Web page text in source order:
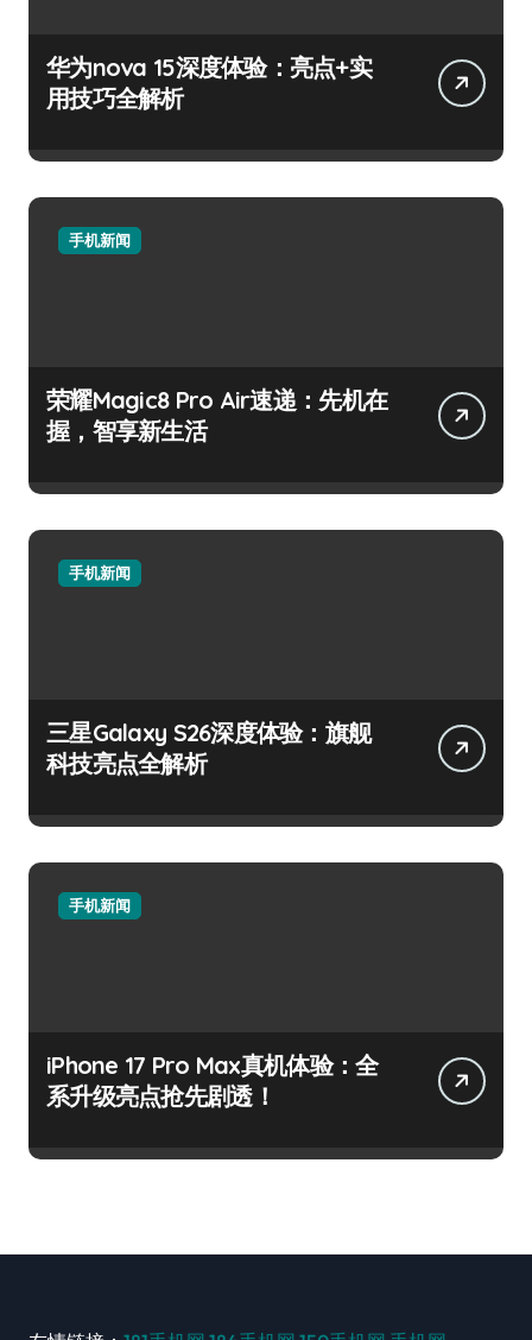
华为nova 15深度体验：亮点+实
用技巧全解析
手机新闻
荣耀Magic8 Pro Air速递：先机在
握，智享新生活
手机新闻
三星Galaxy S26深度体验：旗舰
科技亮点全解析
手机新闻
iPhone 17 Pro Max真机体验：全
系升级亮点抢先剧透！